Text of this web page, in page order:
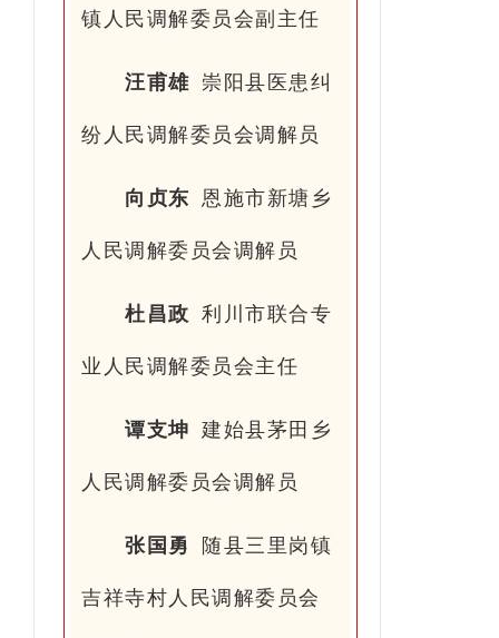
镇人民调解委员会副主任
汪甫雄 崇阳县医患纠
纷人民调解委员会调解员
向贞东 恩施市新塘乡
人民调解委员会调解员
杜昌政 利川市联合专
业人民调解委员会主任
谭支坤 建始县茅田乡
人民调解委员会调解员
张国勇 随县三里岗镇
吉祥寺村人民调解委员会